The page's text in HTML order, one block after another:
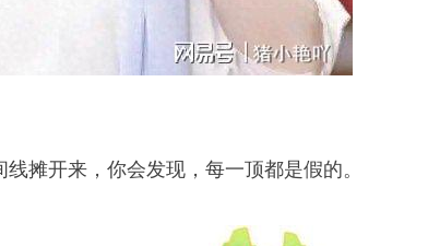
摊开来，你会发现，每一顶都是假的。